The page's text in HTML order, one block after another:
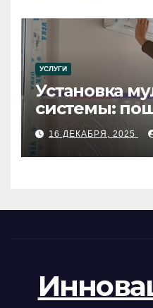
УСЛУГИ
Установка
системы:
руководство
16 ДЕКАБРЯ, 2025